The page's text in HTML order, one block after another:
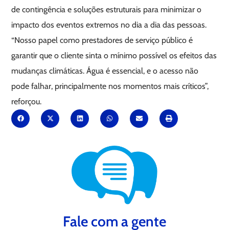
de contingência e soluções estruturais para minimizar o
impacto dos eventos extremos no dia a dia das pessoas.
“Nosso papel como prestadores de serviço público é
garantir que o cliente sinta o mínimo possível os efeitos das
mudanças climáticas. Água é essencial, e o acesso não
pode falhar, principalmente nos momentos mais críticos”,
reforçou.
Fale com a gente